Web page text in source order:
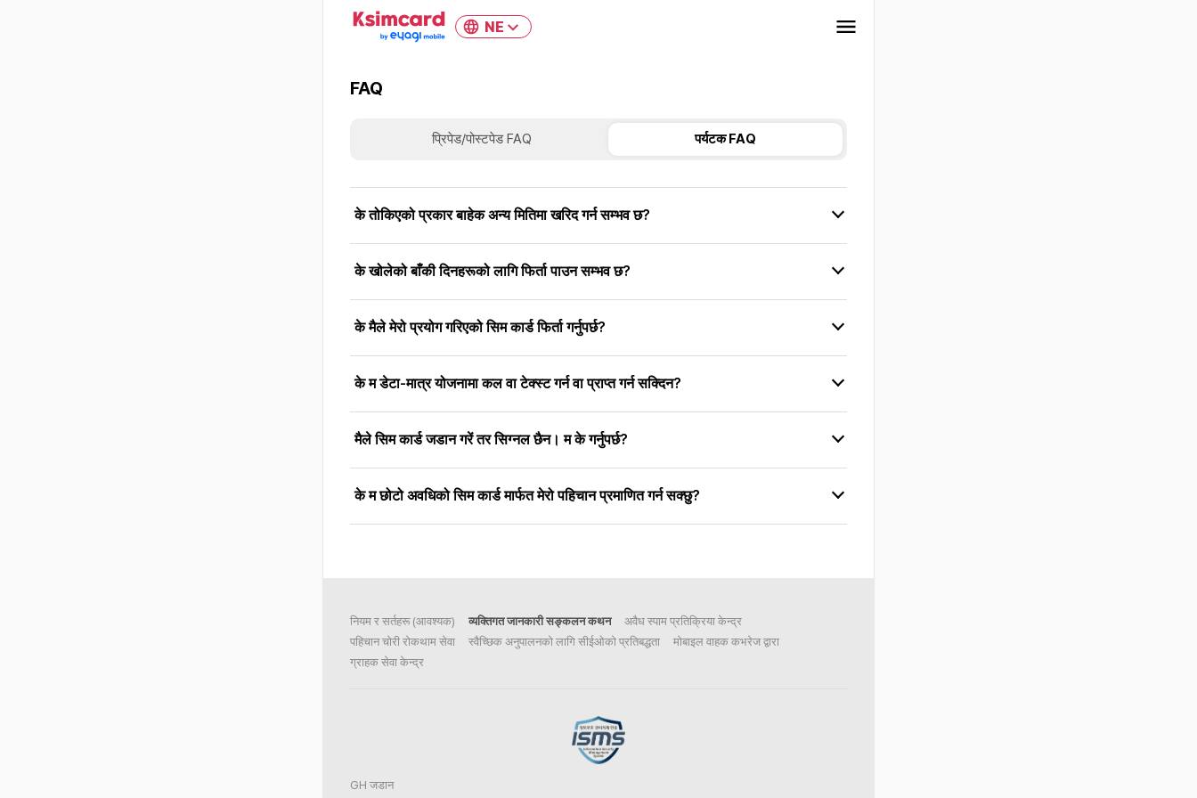
NE
FAQ
प्रिपेड/पोस्टपेड FAQ पर्यटक FAQ
के तोकिएको प्रकार बाहेक अन्य मितिमा खरिद गर्न सम्भव छ?
के खोलेको बाँकी दिनहरूको लागि फिर्ता पाउन सम्भव छ?
के मैले मेरो प्रयोग गरिएको सिम कार्ड फिर्ता गर्नुपर्छ?
के म डेटा-मात्र योजनामा कल वा टेक्स्ट गर्न वा प्राप्त गर्न सक्दिन?
मैले सिम कार्ड जडान गरें तर सिग्नल छैन। म के गर्नुपर्छ?
के म छोटो अवधिको सिम कार्ड मार्फत मेरो पहिचान प्रमाणित गर्न सक्छु?
नियम र सर्तहरू (आवश्यक) व्यक्तिगत जानकारी सङ्कलन कथन
अवैध स्पाम प्रतिक्रिया केन्द्र
पहिचान चोरी रोकथाम सेवा
स्वैच्छिक अनुपालनको लागि सीईओको प्रतिबद्धता
मोबाइल वाहक कभरेज द्वारा
ग्राहक सेवा केन्द्र
GH जडान